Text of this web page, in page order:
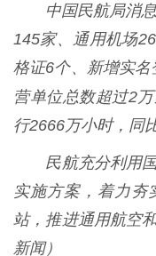
中国民航局消息
145家、通用机场
格证6个、新增实
营单位总数超过2万
行2666万小时，同
民航充分利用国
实施方案，着力夯
站，推进通用航空
新闻）